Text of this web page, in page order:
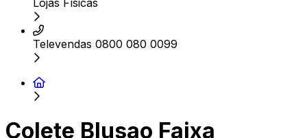
Lojas Físicas
Televendas 0800 080 0099
Colete Blusao Faixa